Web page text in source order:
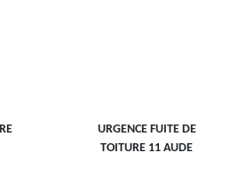
URGENCE FUITE DE
TOITURE 11 AUDE